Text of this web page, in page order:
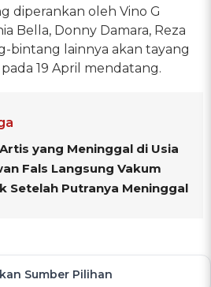
diperankan oleh Vino G
Bella, Donny Damara, Reza
bintang lainnya akan tayang
19 April mendatang.
yang Meninggal di Usia
Fals Langsung Vakum
Setelah Putranya Meninggal
Sumber Pilihan